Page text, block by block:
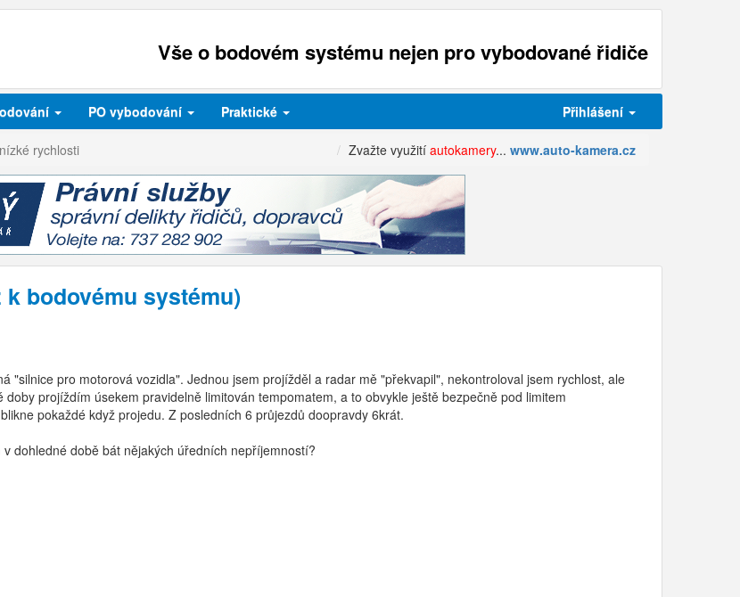
Vše o bodovém systému nejen pro vybodované řidiče
PO vybodování Praktické Přihlášení
rychlosti Zvažte využití autokamery... www.auto-kamera.cz
bodovému systému)
"silnice pro motorová vozidla". Jednou jsem projížděl a radar mě "překvapil", nekontroloval jsem rychlost, ale
projíždím úsekem pravidelně limitován tempomatem, a to obvykle ještě bezpečně pod limitem
pokaždé když projedu. Z posledních 6 průjezdů doopravdy 6krát.
dohledné době bát nějakých úředních nepříjemností?